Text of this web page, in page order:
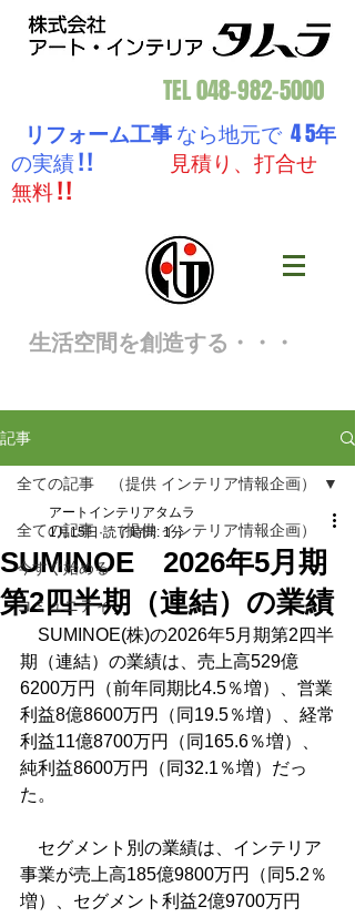
TEL048-982-5000
リフォーム工事なら地元で 4 5年
の実績 ! !
見積り、打合せ
無料 ! !
生活空間を創造する・・・
記事
全ての記事 （提供 インテリア情報企画）
今すぐ始める
コミュニティ
全ての記事 （提供 インテリア情報企画）
SUMINOE 2026年5月期
第2四半期（連結）の業績
アートインテリアタムラ
1月15日 読了時間: 1分
SUMINOE(株)の2026年5月期第2四半
期（連結）の業績は、売上高529億
6200万円（前年同期比4.5％増）、営業
利益8億8600万円（同19.5％増）、経常
利益11億8700万円（同165.6％増）、
純利益8600万円（同32.1％増）だっ
た。
セグメント別の業績は、インテリア
事業が売上高185億9800万円（同5.2％
増）、セグメント利益2億9700万円